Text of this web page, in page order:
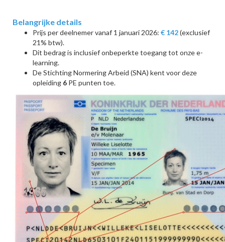
Belangrijke details
Prijs per deelnemer vanaf 1 januari 2026: € 142(exclusief
21% btw).
Dit bedrag is inclusief onbeperkte toegang tot onze e-
learning.
De Stichting Normering Arbeid (SNA) kent voor deze
opleiding 6 PE punten toe.